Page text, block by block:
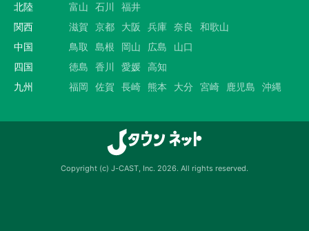
北陸
富山 石川
福井
関西
滋賀 京都 大阪 兵庫 奈良
和歌山
中国
鳥取 島根 岡山 広島
山口
四国
徳島 香川 愛媛 高知
九州
福岡 佐賀 長崎 熊本 大分 宮崎 鹿児島 沖縄
Copyright (c) J-CAST, Inc. 2026. All rights reserved.